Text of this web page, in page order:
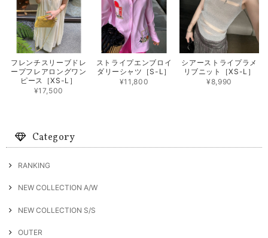
フレンチスリーブドレ
ープフレアロングワン
ピース［XS-L］
¥17,500
ストライプエンブロイ
ダリーシャツ［S-L］
¥11,800
シアーストライプラメ
リブニット［XS-L］
¥8,990
Category
RANKING
NEW COLLECTION A/W
NEW COLLECTION S/S
OUTER